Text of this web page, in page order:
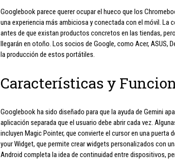
Googlebook parece querer ocupar el hueco que los
una experiencia más ambiciosa y conectada con el móvil. La
antes de que existan productos concretos en las tiendas,
llegarán en otoño. Los socios de Google, como Acer, ASUS,
la producción de estos portátiles.
Características y
Googlebook ha sido diseñado para que la ayuda de Gemini
aplicación separada que el usuario debe abrir cada vez.
incluyen Magic Pointer, que convierte el cursor en una puerta
your Widget, que permite crear widgets personalizados con
Android completa la idea de continuidad entre dispositivos,